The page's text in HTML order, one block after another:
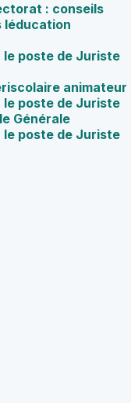
: conseils
léducation
le poste de Juriste
animateur
le poste de Juriste
Générale
le poste de Juriste